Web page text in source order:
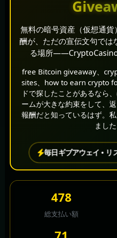
無料の暗号資産（仮想通貨
酬が、ただの宣伝文句では
る場所
free Bitcoin giveaway、
sites、how to earn crypto
ドで探したことがあるなら
ームが大きな約束をして、
報酬だと知っているはず。
ました
毎日ギブアウェイ • リ
568
総支払い額